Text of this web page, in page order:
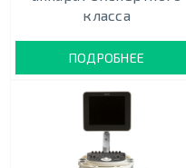
класса
ПОДРОБНЕЕ